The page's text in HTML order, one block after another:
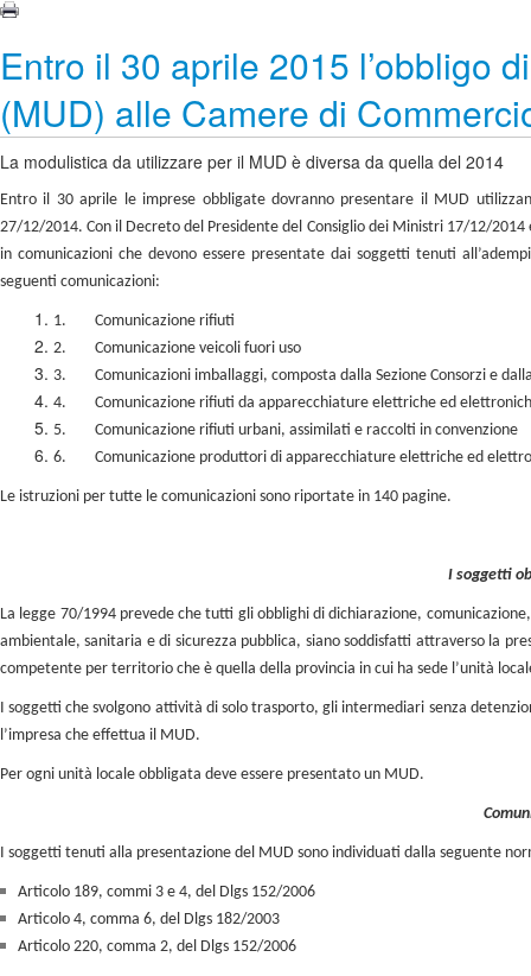
Entro il 30 aprile 2015 l’obbligo
(MUD) alle Camere di
La modulistica da utilizzare per il MUD è diversa da quella del 2014
Entro il 30 aprile le imprese obbligate dovranno presentare il MUD
27/12/2014. Con il Decreto del Presidente del Consiglio dei Ministri 17/12/
in comunicazioni che devono essere presentate dai soggetti tenuti
seguenti comunicazioni:
1.
Comunicazione rifiuti
2.
Comunicazione veicoli fuori uso
3.
Comunicazioni imballaggi, composta dalla Sezione Consorzi e
4.
Comunicazione rifiuti da apparecchiature elettriche ed
5.
Comunicazione rifiuti urbani, assimilati e raccolti in convenzione
6.
Comunicazione produttori di apparecchiature elettriche ed
Le istruzioni per tutte le comunicazioni sono riportate in 140 pagine.
I soggetti
La legge 70/1994 prevede che tutti gli obblighi di dichiarazione,
ambientale, sanitaria e di sicurezza pubblica, siano soddisfatti attraverso la
competente per territorio che è quella della provincia in cui ha sede l’unità
I soggetti che svolgono attività di solo trasporto, gli intermediari senza
l’impresa che effettua il MUD.
Per ogni unità locale obbligata deve essere presentato un MUD.
I soggetti tenuti alla presentazione del MUD sono individuati dalla seguente
Articolo 189, commi 3 e 4, del Dlgs 152/2006
Articolo 4, comma 6, del Dlgs 182/2003
Articolo 220, comma 2, del Dlgs 152/2006